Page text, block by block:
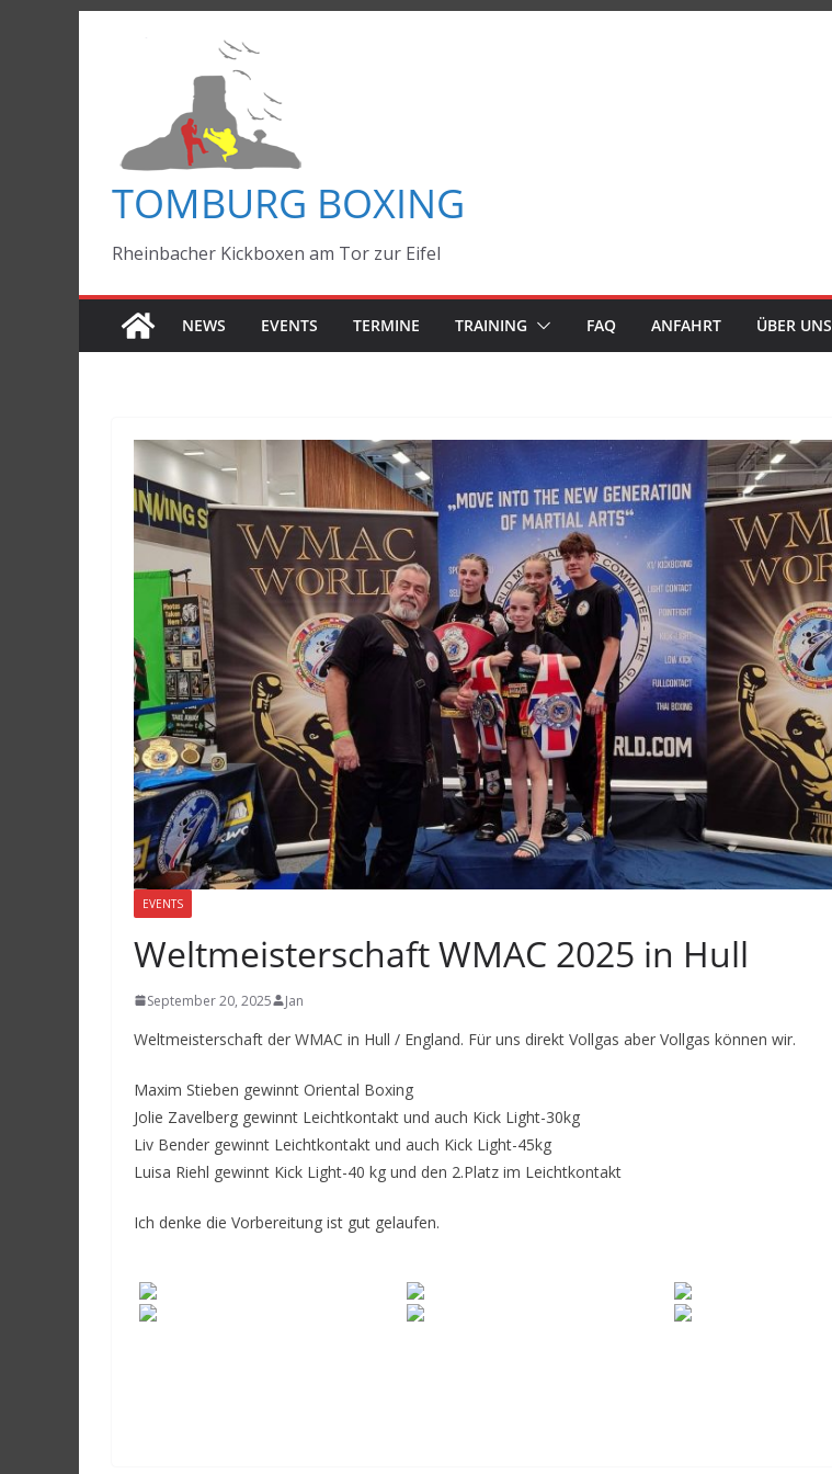
TOMBURG BOXING
Rheinbacher Kickboxen am Tor zur Eifel
NEWS EVENTS TERMINE TRAINING FAQ ANFAHRT ÜBER UNS
EVENTS
Weltmeisterschaft WMAC 2025 in Hull
September 20, 2025 Jan
Weltmeisterschaft der WMAC in Hull / England. Für uns direkt Vollgas aber Vollgas können wir.
Maxim Stieben gewinnt Oriental Boxing
Jolie Zavelberg gewinnt Leichtkontakt und auch Kick Light-30kg
Liv Bender gewinnt Leichtkontakt und auch Kick Light-45kg
Luisa Riehl gewinnt Kick Light-40 kg und den 2.Platz im Leichtkontakt
Ich denke die Vorbereitung ist gut gelaufen.